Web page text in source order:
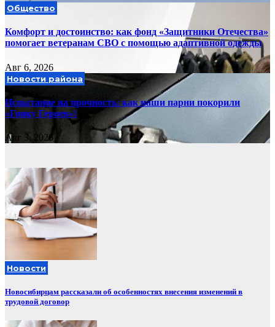
Общество
Комфорт и достоинство: как фонд «Защитники Отечества»
помогает ветеранам СВО с помощью адаптивной одежды
Авг 6, 2026
Новости района
Испытание на прочность: как наши парни покорили
«Гонку Героев»!
Авг 3, 2026
Новости
Новосибирцам рассказали об особенностях внесения изменений в
трудовой договор